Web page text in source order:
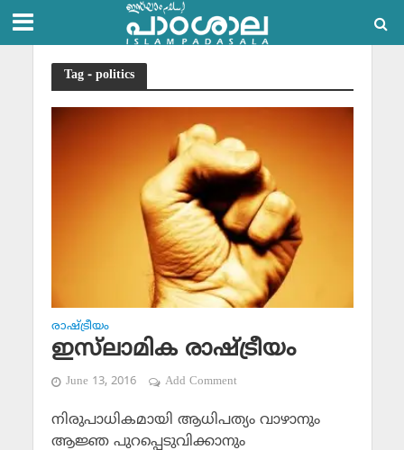
Tag - politics
രാഷ്ട്രീയം
ഇസ്‌ലാമിക രാഷ്ട്രീയം
June 13, 2016 Add Comment
നിരുപാധികമായി ആധിപത്യം വാഴാനും
ആജ്ഞ പുറപ്പെടുവിക്കാനും